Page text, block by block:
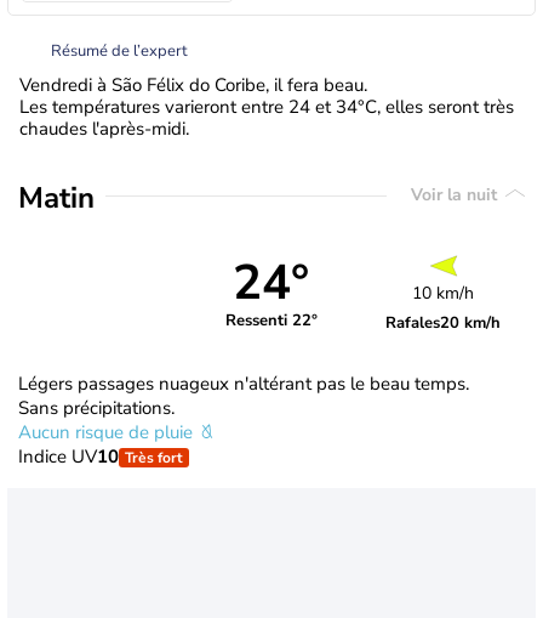
Résumé de l’expert
Vendredi à São Félix do Coribe, il fera beau.
Les températures varieront entre 24 et 34°C, elles seront très
chaudes l'après-midi.
Matin Voir la nuit
24°
Ressenti 22°
10 km/h
Rafales20 km/h
Légers passages nuageux n'altérant pas le beau temps.
Sans précipitations.
Aucun risque de pluie
Indice UV10 Très fort